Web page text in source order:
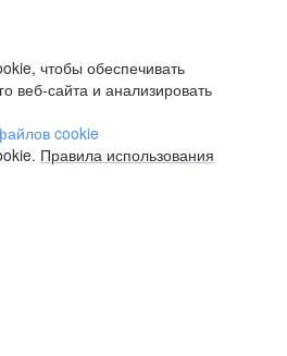
чтобы обеспечивать
веб-сайта и анализировать
cookie
Правила использования